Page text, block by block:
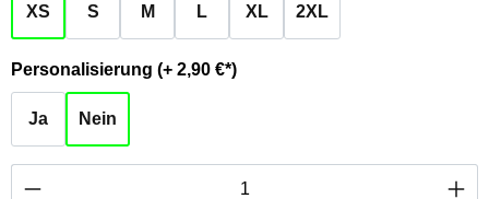
XS S M L XL 2XL
Personalisierung (+ 2,90 €*)auswählen
Ja Nein
Produkt Anzahl: Gib den gewünschten